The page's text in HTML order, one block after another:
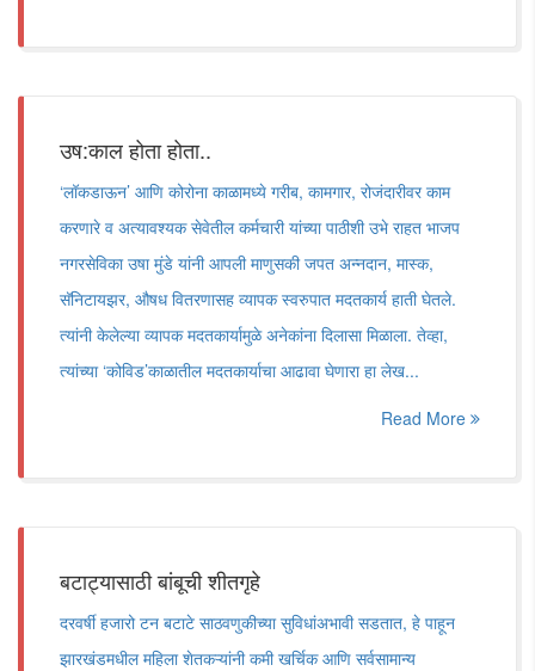
उष:काल होता होता..
‘लॉकडाऊन’ आणि कोरोना काळामध्ये गरीब, कामगार, रोजंदारीवर काम
करणारे व अत्यावश्यक सेवेतील कर्मचारी यांच्या पाठीशी उभे राहत भाजप
नगरसेविका उषा मुंडे यांनी आपली माणुसकी जपत अन्नदान, मास्क,
सॅनिटायझर, औषध वितरणासह व्यापक स्वरुपात मदतकार्य हाती घेतले.
त्यांनी केलेल्या व्यापक मदतकार्यामुळे अनेकांना दिलासा मिळाला. तेव्हा,
त्यांच्या ‘कोविड’काळातील मदतकार्याचा आढावा घेणारा हा लेख...
Read More
बटाट्यासाठी बांबूची शीतगृहे
दरवर्षी हजारो टन बटाटे साठवणुकीच्या सुविधांअभावी सडतात, हे पाहून
झारखंडमधील महिला शेतकऱ्यांनी कमी खर्चिक आणि सर्वसामान्य